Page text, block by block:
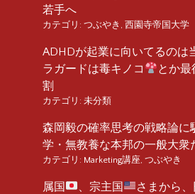
若手へ
カテゴリ: つぶやき 西園寺帝国大学
ADHDが起業に向いてるのは
ラガードは毒キノコ
とか最
割
カテゴリ: 未分類
森岡毅の確率思考の戦略論に
学・無教養な本邦の一般大衆
カテゴリ: Marketing講座 つぶやき
属国 、宗主国 さまから